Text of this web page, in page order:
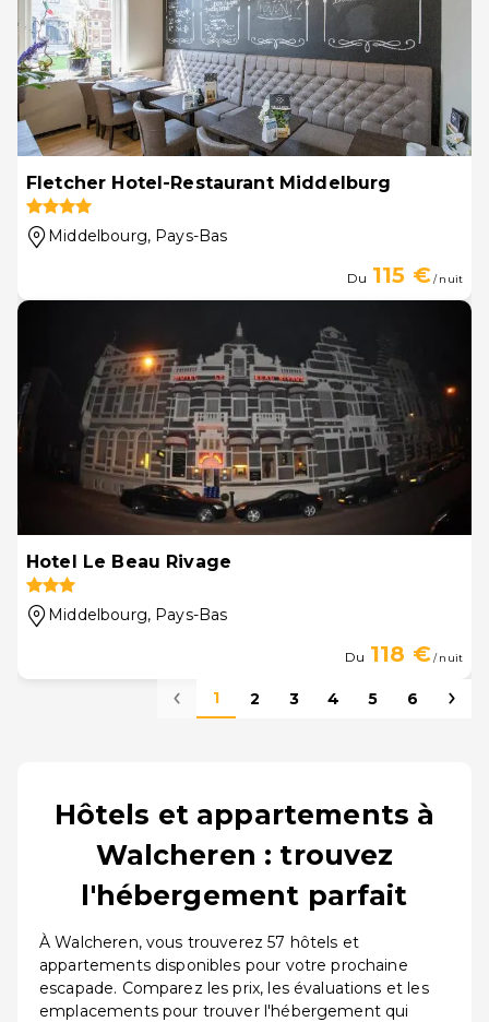
Fletcher Hotel-Restaurant Middelburg
Middelbourg, Pays-Bas
Du 115 €/ nuit
Hotel Le Beau Rivage
Middelbourg, Pays-Bas
Du 118 €/ nuit
1 2 3 4 5 6
Hôtels et appartements à
Walcheren : trouvez
l'hébergement parfait
À Walcheren, vous trouverez 57 hôtels et
appartements disponibles pour votre prochaine
escapade. Comparez les prix, les évaluations et les
emplacements pour trouver l'hébergement qui